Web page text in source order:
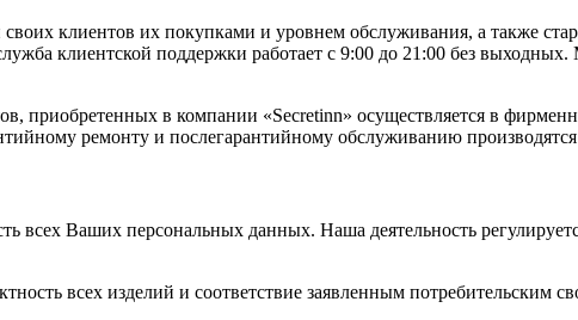
клиентов их покупками и уровнем обслуживания, а также
клиентской поддержки работает с 9:00 до 21:00 без
приобретенных в компании «Secretinn» осуществляется в
ремонту и послегарантийному обслуживанию
Ваших персональных данных. Наша деятельность
всех изделий и соответствие заявленным потребительским